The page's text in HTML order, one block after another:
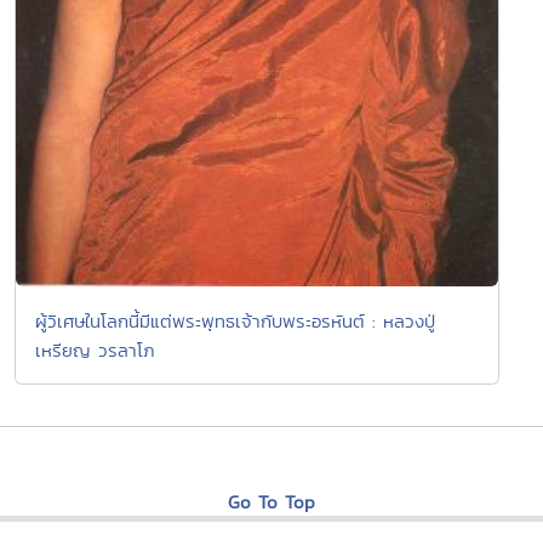
ผู้วิเศษในโลกนี้มีแต่พระพุทธเจ้ากับพระอรหันต์ : หลวงปู่
เหรียญ วรลาโภ
Go To Top